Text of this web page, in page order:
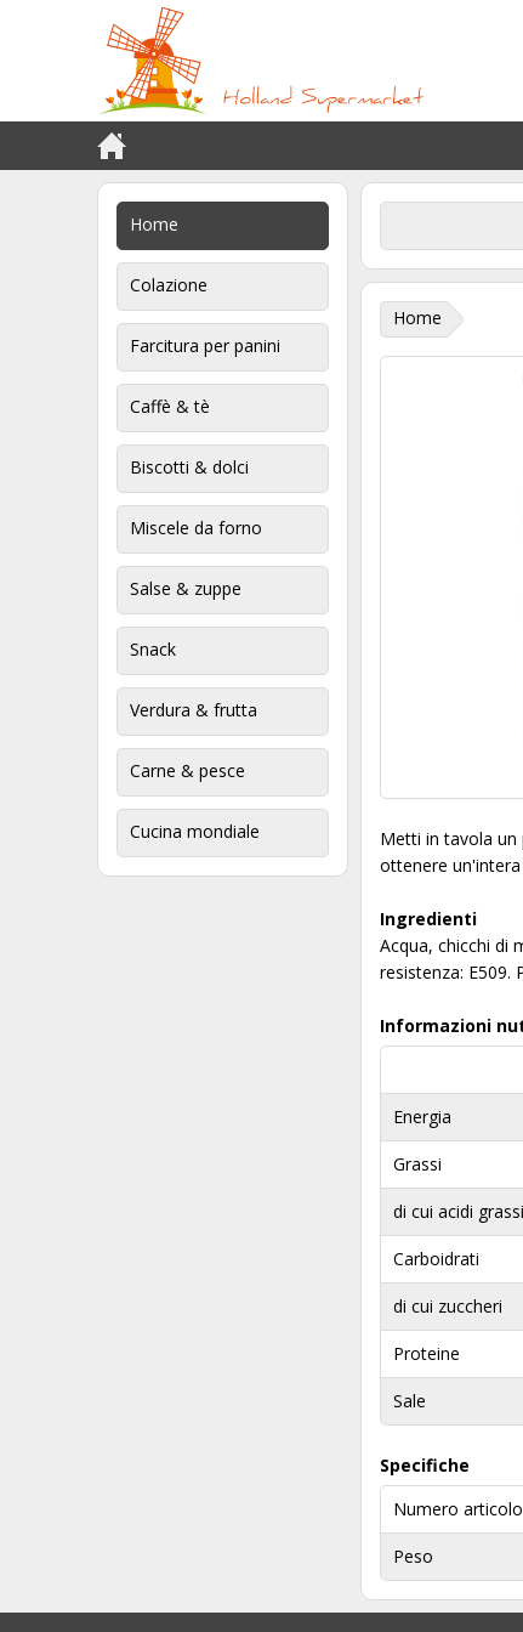
Home
Colazione
Farcitura per panini
Caffè & tè
Biscotti & dolci
Miscele da forno
Salse & zuppe
Snack
Verdura & frutta
Carne & pesce
Cucina mondiale
Home
Metti in tavola
ottenere
Ingredienti
Acqua, chicchi di
resistenza: E509.
Informazioni
Energia
Grassi
di cui acidi
Carboidrati
di cui zuccheri
Proteine
Sale
Specifiche
Numero articolo
Peso